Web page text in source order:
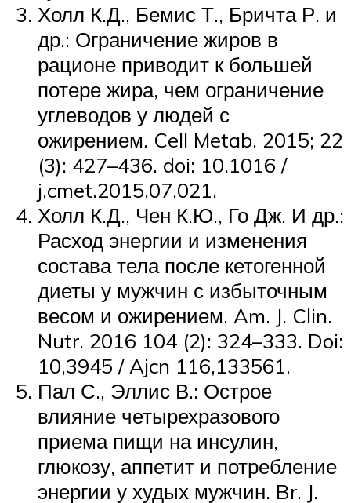
Холл К.Д., Бемис Т., Бричта Р. и
др.: Ограничение жиров в
рационе приводит к большей
потере жира, чем ограничение
углеводов у людей с
ожирением. Cell Metab. 2015; 22
(3): 427–436. doi: 10.1016 /
j.cmet.2015.07.021.
Холл К.Д., Чен К.Ю., Го Дж. И др.:
Расход энергии и изменения
состава тела после кетогенной
диеты у мужчин с избыточным
весом и ожирением. Am. J. Clin.
Nutr. 2016 104 (2): 324–333. Doi:
10,3945 / Ajcn 116,133561.
Пал С., Эллис В.: Острое
влияние четырехразового
приема пищи на инсулин,
глюкозу, аппетит и потребление
энергии у худых мужчин. Br. J.